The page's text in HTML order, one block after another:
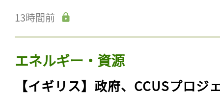
13時間前
エネルギー・資源
【イギリス】政府、CCUSプロジ